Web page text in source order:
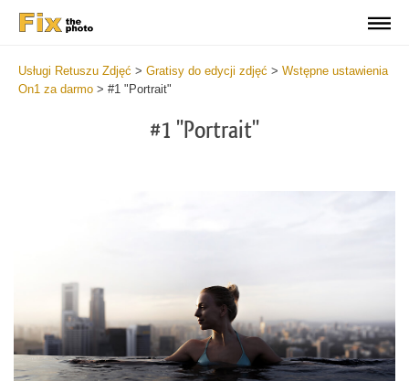
Usługi Retuszu Zdjęć > Gratisy do edycji zdjęć > Wstępne ustawienia
On1 za darmo > #1 "Portrait"
#1 "Portrait"